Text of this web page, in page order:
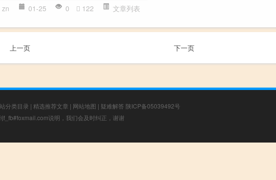
zn 01-25 0 122 文章列表
上一页 下一页
分类目录 | 精选推荐文章 | 网站地图 | 疑难解答 陕ICP备05039492号
说明，我们会及时纠正，谢谢